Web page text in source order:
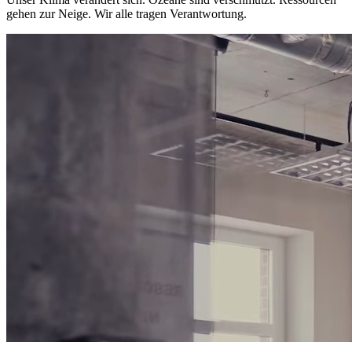
gehen zur Neige. Wir alle tragen Verantwortung.